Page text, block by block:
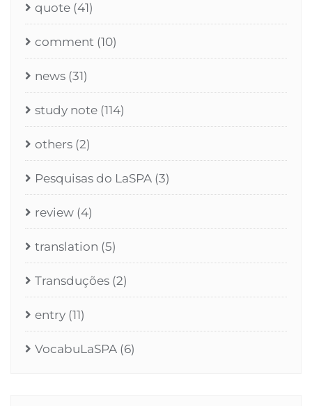
quote (41)
comment (10)
news (31)
study note (114)
others (2)
Pesquisas do LaSPA (3)
review (4)
translation (5)
Transduções (2)
entry (11)
VocabuLaSPA (6)